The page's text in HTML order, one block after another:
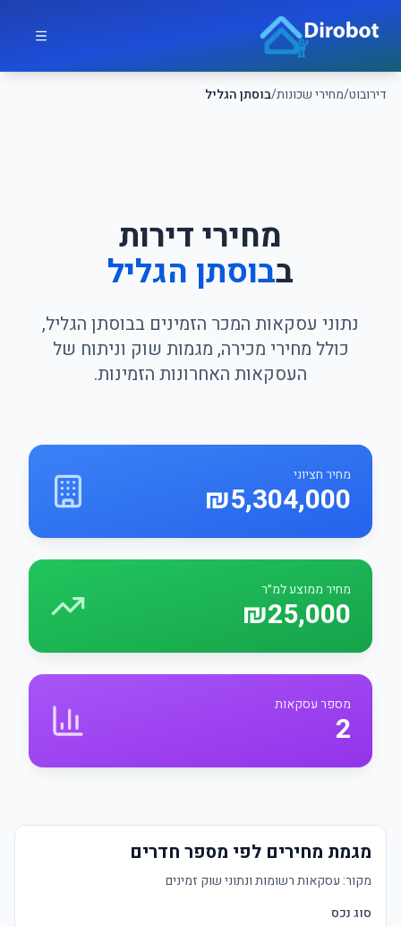
דירובוט/מחירי שכונות/בוסתן הגליל
דירובוט
מחירי דירות
בבוסתן הגליל
נתוני עסקאות המכר הזמינים בבוסתן הגליל,
כולל מחירי מכירה, מגמות שוק וניתוח של
העסקאות האחרונות הזמינות.
מחיר חציוני
₪5,304,000
מחיר ממוצע למ״ר
₪25,000
מספר עסקאות
2
מגמת מחירים לפי מספר חדרים
מקור: עסקאות רשומות ונתוני שוק זמינים
סוג נכס